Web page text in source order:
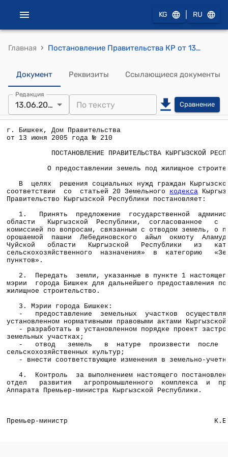
KG RU
Главная › Постановление Правительства КР от 13 июня 2005 года № 210 "О предоставлении земель под жилищное строительство"
Документ Реквизиты Ссылающиеся документы
Редакция
13.06.2005 Сравнение